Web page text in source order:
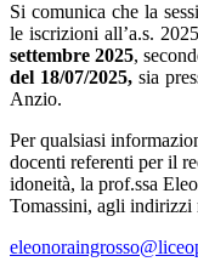
Si comunica che la
le iscrizioni all’a.s.
settembre 2025,
del 18/07/2025, sia
Anzio.
Per qualsiasi
docenti referenti per il
idoneità, la prof.ssa
Tomassini, agli indirizzi